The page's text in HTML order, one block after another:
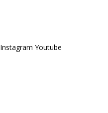
Instagram Youtube